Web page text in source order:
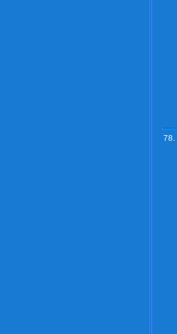
78.